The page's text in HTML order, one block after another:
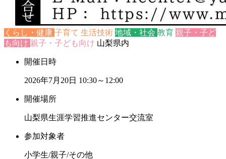
くらし・健康 子育て 生活技術 地域・社会 教育 親子・子ど
も向け 親子・子ども向け 山梨県内
開催日時
2026年7月20日 10:30～12:00
開催場所
山梨県生涯学習推進センター交流室
参加対象者
小学生/親子/その他